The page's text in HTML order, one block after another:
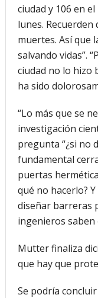
ciudad y 106 en
lunes. Recuerden
muertes. Así que
salvando vidas”.
ciudad no lo hizo
ha sido
“Lo más que se
investigación
pregunta “¿si no
fundamental
puertas
qué no hacerlo?
diseñar barreras
ingenieros saben
Mutter finaliza
que hay que
Se podría